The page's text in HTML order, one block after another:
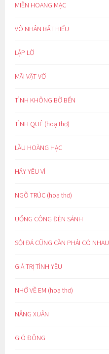
MIỀN HOANG MẠC
VÔ NHÂN BẤT HIẾU
LẬP LỜ
MÃI VẬT VỜ
TÌNH KHÔNG BỜ BẾN
TÌNH QUÊ (hoạ thơ)
LẦU HOÀNG HẠC
HÃY YÊU VÌ
NGÕ TRÚC (hoạ thơ)
UỔNG CÔNG ĐÈN SÁNH
SỎI ĐÁ CŨNG CẦN PHẢI CÓ NHAU
GIÁ TRỊ TÌNH YÊU
NHỚ VỀ EM (hoạ thơ)
NẮNG XUÂN
GIÓ ĐÔNG